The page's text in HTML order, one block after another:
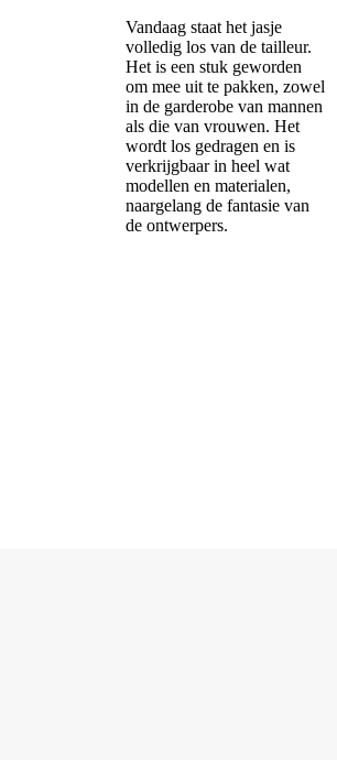
Vandaag staat het jasje
volledig los van de tailleur.
Het is een stuk geworden
om mee uit te pakken, zowel
in de garderobe van mannen
als die van vrouwen. Het
wordt los gedragen en is
verkrijgbaar in heel wat
modellen en materialen,
naargelang de fantasie van
de ontwerpers.